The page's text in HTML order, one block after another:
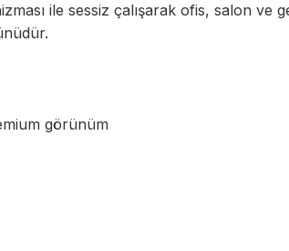
ile sessiz çalışarak ofis, salon
görünüm